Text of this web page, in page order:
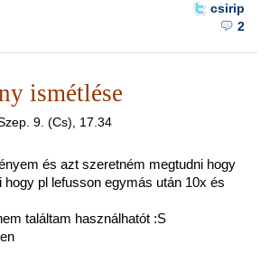
csirip
2
ismétlése
9. (Cs), 17.34
és azt szeretném megtudni hogy
hogy pl lefusson egymás után 10x és
találtam használhatót :S